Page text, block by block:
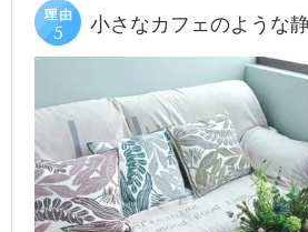
小さなカフェのような